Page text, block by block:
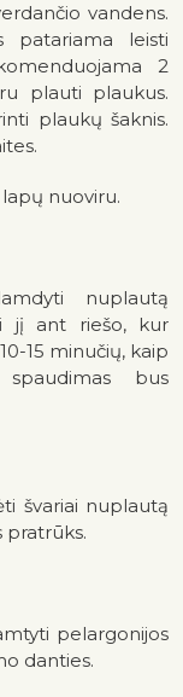
vandens.
patariama leisti
2
plauti plaukus.
plaukų šaknis.
nuoviru.
nuplautą
jį ant riešo, kur
15 minučių, kaip
bus
švariai nuplautą
pratrūks.
pelargonijos
danties.